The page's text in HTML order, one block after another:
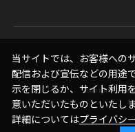
Copyright ©
当サイトでは、お客様への
配信および宣伝などの用途
示を閉じるか、サイト利用
意いただいたものといたし
詳細についてはプライバシ